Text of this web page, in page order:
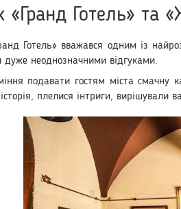
«Гранд Готель» та
Готель» вважався одним із
дуже неоднозначними відгуками.
подавати гостям міста
плелися інтриги, вирішували